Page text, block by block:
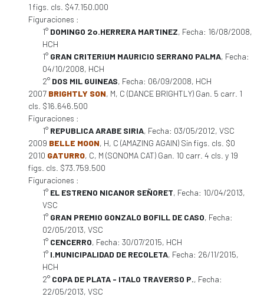
1 figs. cls. $47.150.000
Figuraciones :
1° DOMINGO 2o.HERRERA MARTINEZ, Fecha: 16/08/2008,
HCH
1° GRAN CRITERIUM MAURICIO SERRANO PALMA, Fecha:
04/10/2008, HCH
2° DOS MIL GUINEAS, Fecha: 06/09/2008, HCH
2007 BRIGHTLY SON, M, C (DANCE BRIGHTLY) Gan. 5 carr. 1
cls. $16.646.500
Figuraciones :
1° REPUBLICA ARABE SIRIA, Fecha: 03/05/2012, VSC
2009 BELLE MOON, H, C (AMAZING AGAIN) Sin figs. cls. $0
2010 GATURRO, C, M (SONOMA CAT) Gan. 10 carr. 4 cls. y 19
figs. cls. $73.759.500
Figuraciones :
1° EL ESTRENO NICANOR SEÑORET, Fecha: 10/04/2013,
VSC
1° GRAN PREMIO GONZALO BOFILL DE CASO, Fecha:
02/05/2013, VSC
1° CENCERRO, Fecha: 30/07/2015, HCH
1° I.MUNICIPALIDAD DE RECOLETA, Fecha: 26/11/2015,
HCH
2° COPA DE PLATA - ITALO TRAVERSO P., Fecha:
22/05/2013, VSC